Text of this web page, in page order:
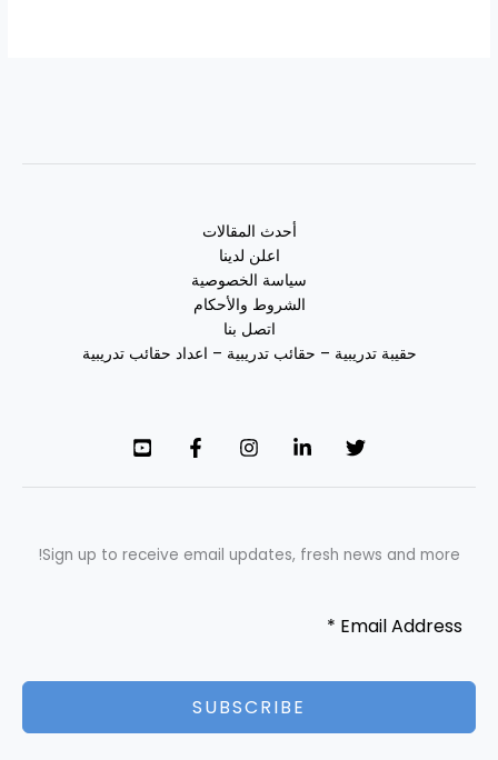
أحدث المقالات
اعلن لدينا
سياسة الخصوصية
الشروط والأحكام
اتصل بنا
حقيبة تدريبية – حقائب تدريبية – اعداد حقائب تدريبية
Sign up to receive email updates, fresh news and more!
SUBSCRIBE